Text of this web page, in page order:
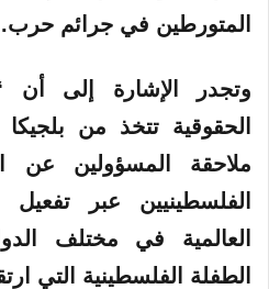
المتورطين في جرائم حرب.
وتجدر الإشارة إلى
الحقوقية تتخذ من
ملاحقة المسؤولين عن
الفلسطينيين عبر تفعيل
العالمية في مختلف
الطفلة الفلسطينية التي